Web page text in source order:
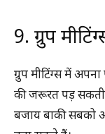
9. ग्रुप
ग्रुप मीटिंग्स में
की जरूरत पड़ सकती
बजाय बाकी सबको